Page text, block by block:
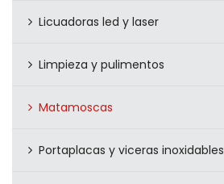
Licuadoras led y laser
Limpieza y pulimentos
Matamoscas
Portaplacas y viceras inoxidables